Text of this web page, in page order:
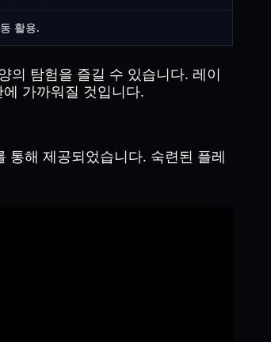
활용.
의 탐험을 즐길 수 있습니다. 레이
가까워질 것입니다.
통해 제공되었습니다. 숙련된 플레